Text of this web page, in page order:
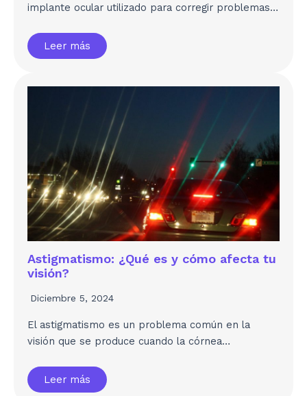
implante ocular utilizado para corregir problemas…
Leer más
Astigmatismo: ¿Qué es y cómo afecta tu
visión?
Diciembre 5, 2024
El astigmatismo es un problema común en la
visión que se produce cuando la córnea…
Leer más